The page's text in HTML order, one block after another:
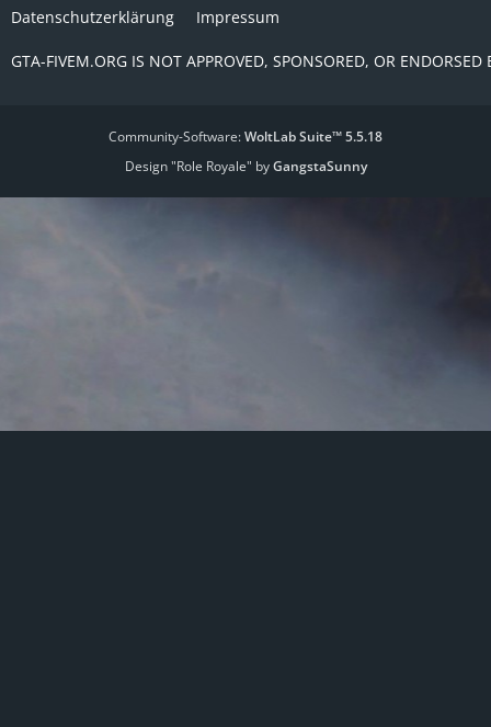
Datenschutzerklärung Impressum
GTA-FIVEM.ORG IS NOT APPROVED, SPONSORED, OR ENDORSED
Community-Software:WoltLab Suite™ 5.5.18
Design "Role Royale" byGangstaSunny